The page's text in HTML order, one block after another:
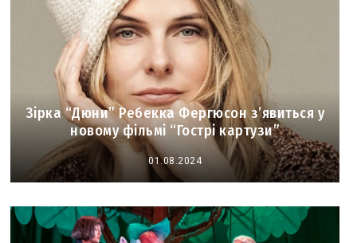
Зірка “Дюни” Ребекка Фергюсон з’явиться у
новому фільмі “Гострі картузи”
01.08.2024